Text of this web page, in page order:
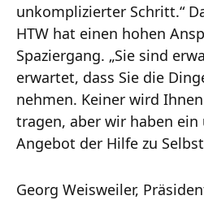
unkomplizierter Schritt.“
HTW hat einen hohen
Spaziergang. „Sie sind
erwartet, dass Sie die
nehmen. Keiner wird
tragen, aber wir haben ein
Angebot der Hilfe zu
Georg Weisweiler,